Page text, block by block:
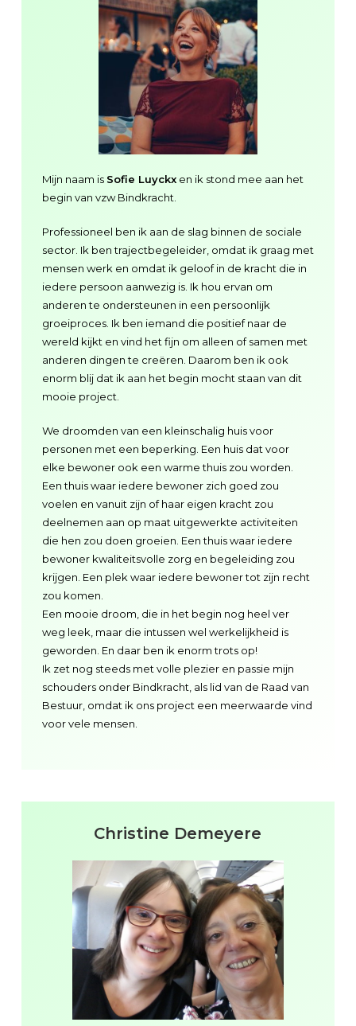
Mijn naam is Sofie Luyckxen ik stond mee aan het
begin van vzw Bindkracht.
Professioneel ben ik aan de slag binnen de sociale
sector. Ik ben trajectbegeleider, omdat ik graag met
mensen werk en omdat ik geloof in de kracht die in
iedere persoon aanwezig is. Ik hou ervan om
anderen te ondersteunen in een persoonlijk
groeiproces. Ik ben iemand die positief naar de
wereld kijkt en vind het fijn om alleen of samen met
anderen dingen te creëren. Daarom ben ik ook
enorm blij dat ik aan het begin mocht staan van dit
mooie project.
We droomden van een kleinschalig huis voor
personen met een beperking. Een huis dat voor
elke bewoner ook een warme thuis zou worden.
Een thuis waar iedere bewoner zich goed zou
voelen en vanuit zijn of haar eigen kracht zou
deelnemen aan op maat uitgewerkte activiteiten
die hen zou doen groeien. Een thuis waar iedere
bewoner kwaliteitsvolle zorg en begeleiding zou
krijgen. Een plek waar iedere bewoner tot zijn recht
zou komen.
Een mooie droom, die in het begin nog heel ver
weg leek, maar die intussen wel werkelijkheid is
geworden. En daar ben ik enorm trots op!
Ik zet nog steeds met volle plezier en passie mijn
schouders onder Bindkracht, als lid van de Raad van
Bestuur, omdat ik ons project een meerwaarde vind
voor vele mensen.
Christine Demeyere